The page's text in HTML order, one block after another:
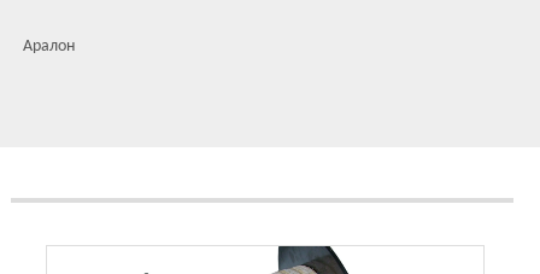
Аралон